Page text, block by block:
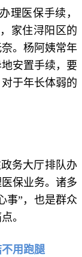
理医保手续，
家住浔阳区的
。杨阿姨常年
安置手续，要
于年长体弱的
务大厅排队办
保业务。诸多
事”，也是群众
。
用跑腿